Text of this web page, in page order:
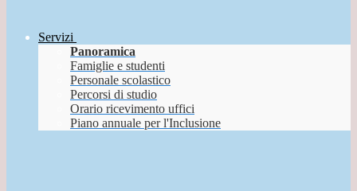
Servizi
Panoramica
Famiglie e studenti
Personale scolastico
Percorsi di studio
Orario ricevimento uffici
Piano annuale per l'Inclusione